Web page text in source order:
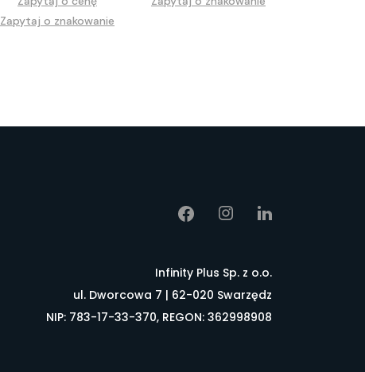
Zapytaj o znakowanie
Infinity Plus Sp. z o.o.
ul. Dworcowa 7 | 62-020 Swarzędz
NIP: 783-17-33-370, REGON: 362998908